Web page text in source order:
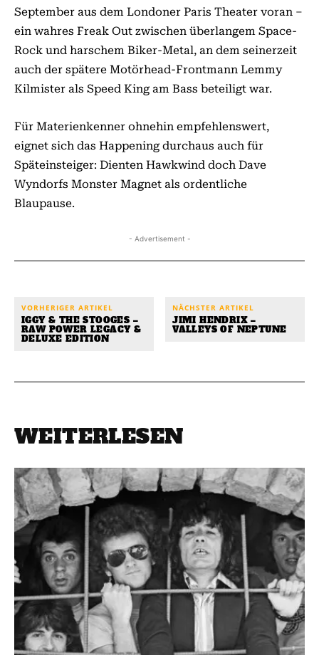
September aus dem Londoner Paris Theater voran –
ein wahres Freak Out zwischen überlangem Space-
Rock und harschem Biker-Metal, an dem seinerzeit
auch der spätere Motörhead-Frontmann Lemmy
Kilmister als Speed King am Bass beteiligt war.
Für Materienkenner ohnehin empfehlenswert,
eignet sich das Happening durchaus auch für
Späteinsteiger: Dienten Hawkwind doch Dave
Wyndorfs Monster Magnet als ordentliche
Blaupause.
- Advertisement -
VORHERIGER ARTIKEL
IGGY & THE STOOGES –
RAW POWER LEGACY &
DELUXE EDITION
NÄCHSTER ARTIKEL
JIMI HENDRIX –
VALLEYS OF NEPTUNE
WEITERLESEN